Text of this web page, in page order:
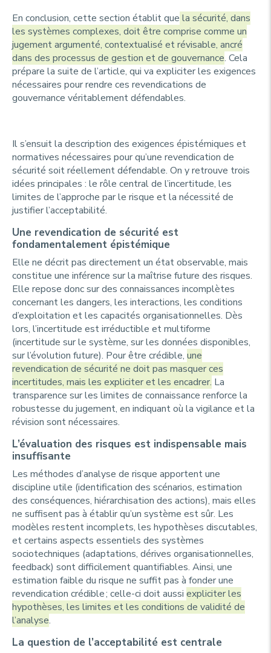
En conclusion, cette section établit que la sécurité, dans
les systèmes complexes, doit être comprise comme un
jugement argumenté, contextualisé et révisable, ancré
dans des processus de gestion et de gouvernance. Cela
prépare la suite de l’article, qui va expliciter les exigences
nécessaires pour rendre ces revendications de
gouvernance véritablement défendables.
Il s’ensuit la description des exigences épistémiques et
normatives nécessaires pour qu’une revendication de
sécurité soit réellement défendable. On y retrouve trois
idées principales : le rôle central de l’incertitude, les
limites de l’approche par le risque et la nécessité de
justifier l’acceptabilité.
Une revendication de sécurité est
fondamentalement épistémique
Elle ne décrit pas directement un état observable, mais
constitue une inférence sur la maîtrise future des risques.
Elle repose donc sur des connaissances incomplètes
concernant les dangers, les interactions, les conditions
d’exploitation et les capacités organisationnelles. Dès
lors, l’incertitude est irréductible et multiforme
(incertitude sur le système, sur les données disponibles,
sur l’évolution future). Pour être crédible, une
revendication de sécurité ne doit pas masquer ces
incertitudes, mais les expliciter et les encadrer. La
transparence sur les limites de connaissance renforce la
robustesse du jugement, en indiquant où la vigilance et la
révision sont nécessaires.
L’évaluation des risques est indispensable mais
insuffisante
Les méthodes d’analyse de risque apportent une
discipline utile (identification des scénarios, estimation
des conséquences, hiérarchisation des actions), mais elles
ne suffisent pas à établir qu’un système est sûr. Les
modèles restent incomplets, les hypothèses discutables,
et certains aspects essentiels des systèmes
sociotechniques (adaptations, dérives organisationnelles,
feedback) sont difficilement quantifiables. Ainsi, une
estimation faible du risque ne suffit pas à fonder une
revendication crédible ; celle-ci doit aussi expliciter les
hypothèses, les limites et les conditions de validité de
l’analyse.
La question de l’acceptabilité est centrale